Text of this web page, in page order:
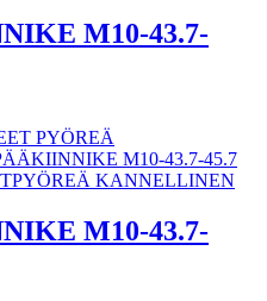
M10-43.7-
PYÖREÄ KANNELLINEN
M10-43.7-